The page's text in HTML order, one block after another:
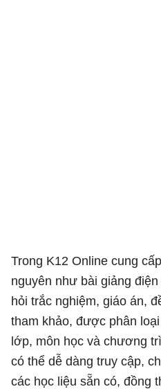
Trong K12 Online cung
nguyên như bài giảng
hỏi trắc nghiệm, giáo án,
tham khảo, được phân
lớp, môn học và chương
có thể dễ dàng truy cập,
các học liệu sẵn có, đồng